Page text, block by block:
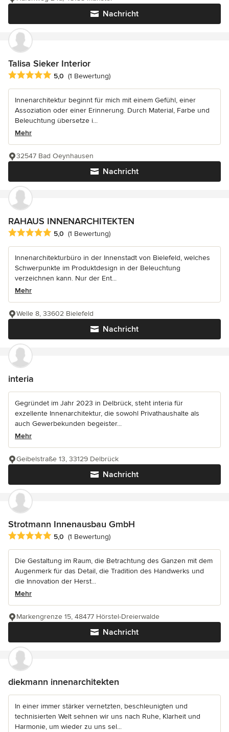
Nachricht
Talisa Sieker Interior
Durchschnittliche Bewertung: 5 von 5 Sternen
5,0 (1 Bewertung)
Innenarchitektur beginnt für mich mit einem Gefühl, einer
Assoziation oder einer Erinnerung. Durch Material, Farbe und
Beleuchtung übersetze i...
Mehr
Nachricht
32547 Bad Oeynhausen
RAHAUS INNENARCHITEKTEN
Durchschnittliche Bewertung: 5 von 5 Sternen
5,0 (1 Bewertung)
Innenarchitekturbüro in der Innenstadt von Bielefeld, welches
Schwerpunkte im Produktdesign in der Beleuchtung
verzeichnen kann. Nur der Ent...
Mehr
Nachricht
Welle 8, 33602 Bielefeld
interia
Gegründet im Jahr 2023 in Delbrück, steht interia für
exzellente Innenarchitektur, die sowohl Privathaushalte als
auch Gewerbekunden begeister...
Mehr
Nachricht
Geibelstraße 13, 33129 Delbrück
Strotmann Innenausbau GmbH
Durchschnittliche Bewertung: 5 von 5 Sternen
5,0 (1 Bewertung)
Die Gestaltung im Raum, die Betrachtung des Ganzen mit dem
Augenmerk für das Detail, die Tradition des Handwerks und
die Innovation der Herst...
Mehr
Nachricht
Markengrenze 15, 48477 Hörstel-Dreierwalde
diekmann innenarchitekten
In einer immer stärker vernetzten, beschleunigten und
technisierten Welt sehnen wir uns nach Ruhe, Klarheit und
Harmonie, um wieder zu uns sel...